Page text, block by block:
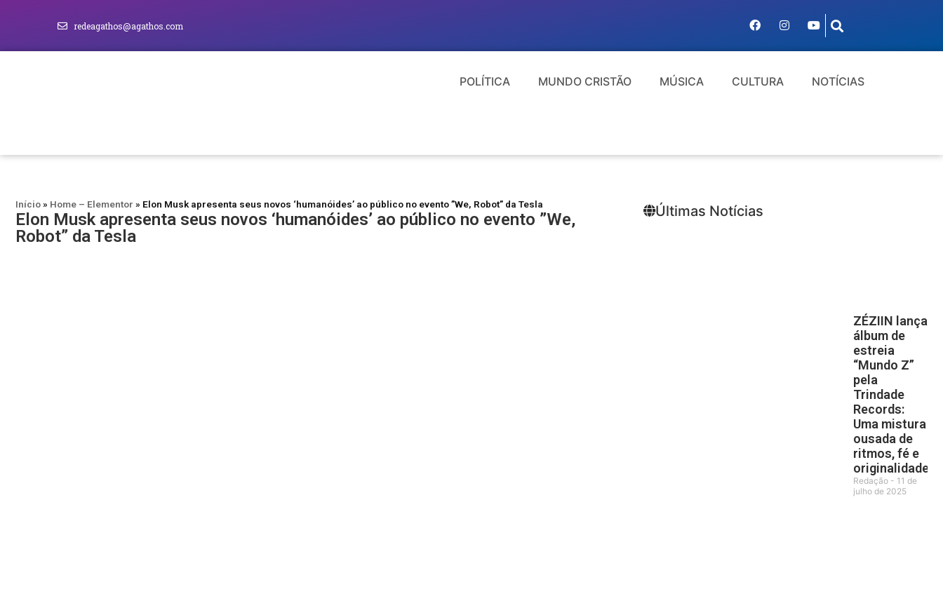
redeagathos@agathos.com
POLÍTICA MUNDO CRISTÃO MÚSICA CULTURA NOTÍCIAS
Início» Home – Elementor » Elon Musk apresenta seus novos ‘humanóides’ ao público no evento ”We, Robot” da Tesla
Elon Musk apresenta seus novos ‘humanóides’ ao público no evento ”We,
Robot” da Tesla
Últimas Notícias
ZÉZIIN lança
álbum de
estreia
“Mundo Z”
pela
Trindade
Records:
Uma mistura
ousada de
ritmos, fé e
originalidade
Redação
11 de
julho de 2025